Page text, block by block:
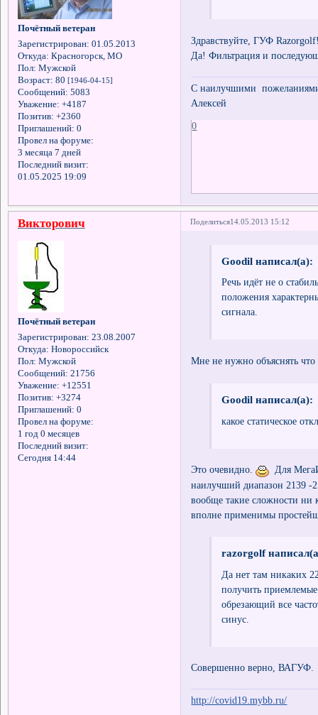
Почётный ветеран
Зарегистрирован: 01.05.2013
Откуда: Красногорск, МО
Пол: Мужской
Возраст: 80 [1946-04-15]
Сообщений: 5083
Уважение: +4187
Позитив: +2360
Приглашений: 0
Провел на форуме:
3 месяца 7 дней
Последний визит:
01.05.2025 19:09
Здравствуйте, ГУФ
Да! Фильтрация и
С наилучшими пожеланиями
Алексей
0
Поделиться14.05.2013 15:12
Викторович
Почётный ветеран
Зарегистрирован: 23.08.2007
Откуда: Новороссийск
Пол: Мужской
Сообщений: 21756
Уважение: +12551
Позитив: +3274
Приглашений: 0
Провел на форуме:
1 год 0 месяцев
Последний визит:
Сегодня 14:44
Goodil написал(а):
Речь идёт не о
положения
сигнала.
Мне не нужно объяснять
Goodil написал(а):
какое статическое
Это очевидно.
Для
наилучший диапазон 2139
вообще такие сложности ни
вполне применимы
razorgolf
Да нет там никаких
получить
обрезающий все
синус.
Совершенно верно, ВАГУФ.
http://covid19.mybb.ru/